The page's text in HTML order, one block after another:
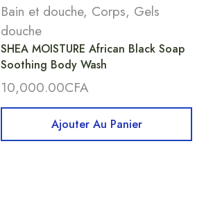
Bain et douche, Corps, Gels
douche
SHEA MOISTURE African Black Soap
Soothing Body Wash
10,000.00CFA
Ajouter Au Panier